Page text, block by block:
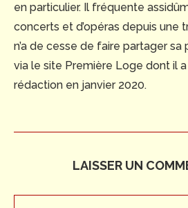
en particulier. Il fréquente
concerts et d’opéras depuis une
n’a de cesse de faire partager
via le site Première Loge dont il a
rédaction en janvier 2020.
LAISSER UN